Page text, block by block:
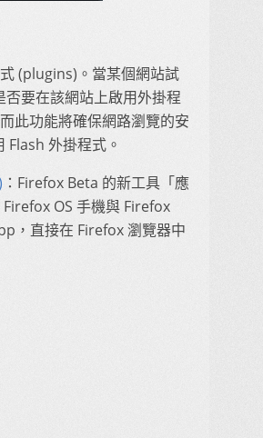
(plugins)。當某個網站試
要在該網站上啟用外掛程
此功能將確保網路瀏覽的安
外掛程式。
：Firefox Beta 的新工具「應
OS 手機與 Firefox
，直接在 Firefox 瀏覽器中